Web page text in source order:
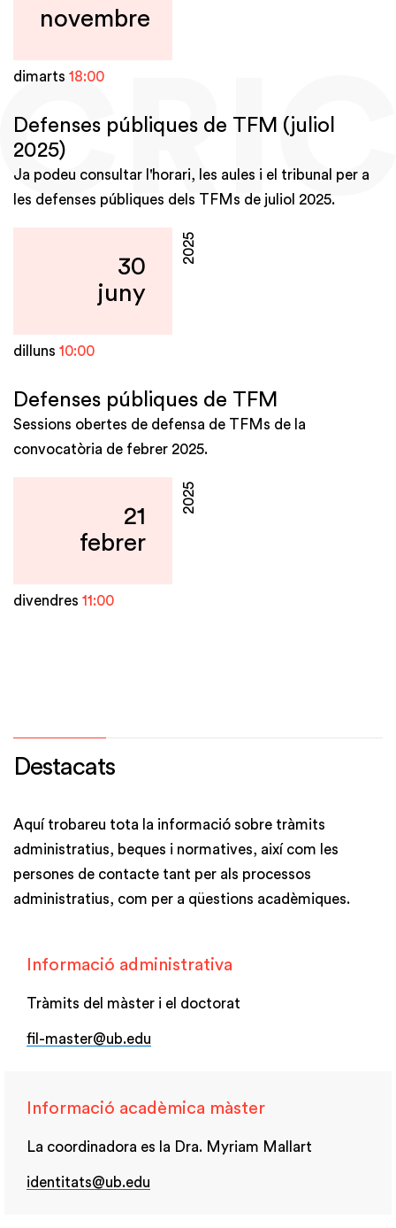
novembre
dimarts 18:00
Defenses públiques de TFM (juliol
2025)
Ja podeu consultar l'horari, les aules i el tribunal per a
les defenses públiques dels TFMs de juliol 2025.
30
juny
2025
dilluns 10:00
Defenses públiques de TFM
Sessions obertes de defensa de TFMs de la
convocatòria de febrer 2025.
21
febrer
2025
divendres 11:00
Destacats
Aquí trobareu tota la informació sobre tràmits
administratius, beques i normatives, així com les
persones de contacte tant per als processos
administratius, com per a qüestions acadèmiques.
Informació administrativa
Tràmits del màster i el doctorat
fil-master@ub.edu
Informació acadèmica màster
La coordinadora es la Dra. Myriam Mallart
identitats@ub.edu